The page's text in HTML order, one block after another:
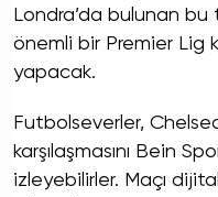
Londra’da bulunan
önemli bir Premier Lig
yapacak.
Futbolseverler,
karşılaşmasını Bein
izleyebilirler. Maçı